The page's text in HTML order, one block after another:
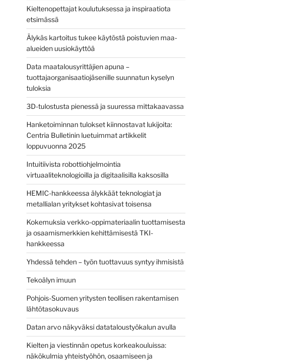
Kieltenopettajat koulutuksessa ja inspiraatiota
etsimässä
Älykäs kartoitus tukee käytöstä poistuvien maa-
alueiden uusiokäyttöä
Data maatalousyrittäjien apuna –
tuottajaorganisaatiojäsenille suunnatun kyselyn
tuloksia
3D-tulostusta pienessä ja suuressa mittakaavassa
Hanketoiminnan tulokset kiinnostavat lukijoita:
Centria Bulletinin luetuimmat artikkelit
loppuvuonna 2025
Intuitiivista robottiohjelmointia
virtuaaliteknologioilla ja digitaalisilla kaksosilla
HEMIC-hankkeessa älykkäät teknologiat ja
metallialan yritykset kohtasivat toisensa
Kokemuksia verkko-oppimateriaalin tuottamisesta
ja osaamismerkkien kehittämisestä TKI-
hankkeessa
Yhdessä tehden – työn tuottavuus syntyy ihmisistä
Tekoälyn imuun
Pohjois-Suomen yritysten teollisen rakentamisen
lähtötasokuvaus
Datan arvo näkyväksi datataloustyökalun avulla
Kielten ja viestinnän opetus korkeakouluissa:
näkökulmia yhteistyöhön, osaamiseen ja